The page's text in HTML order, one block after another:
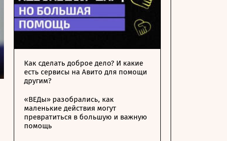
Как сделать доброе дело? И какие
есть сервисы на Авито для помощи
другим?
«ВЕДы» разобрались, как
маленькие действия могут
превратиться в большую и важную
помощь